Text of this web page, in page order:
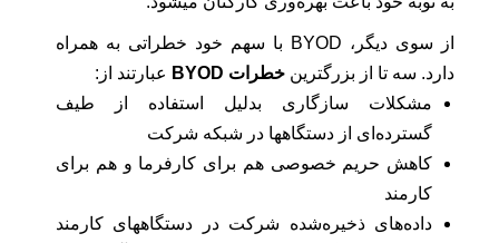
از سوی دیگر، BYOD با سهم خود خطراتی به همراه
دارد. سه تا از بزرگترین خطرات BYOD
عبارتند از:
مشکلات سازگاری بدلیل استفاده از طیف
گسترده‌ای از دستگاهها در شبکه شرکت
کاهش حریم خصوصی هم برای کارفرما و هم برای
کارمند
داده‌های ذخیره‌شده شرکت در دستگاههای کارمند